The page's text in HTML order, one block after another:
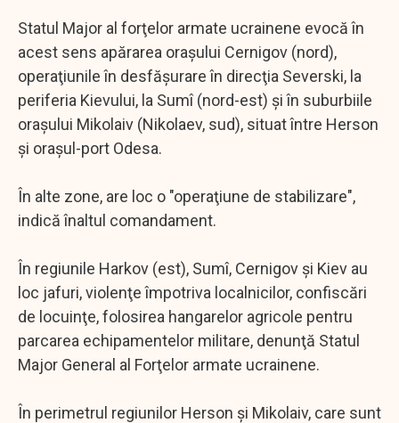
Statul Major al forţelor armate ucrainene evocă în
acest sens apărarea oraşului Cernigov (nord),
operaţiunile în desfăşurare în direcţia Severski, la
periferia Kievului, la Sumî (nord-est) şi în suburbiile
oraşului Mikolaiv (Nikolaev, sud), situat între Herson
şi oraşul-port Odesa.
În alte zone, are loc o "operaţiune de stabilizare",
indică înaltul comandament.
În regiunile Harkov (est), Sumî, Cernigov şi Kiev au
loc jafuri, violenţe împotriva localnicilor, confiscări
de locuinţe, folosirea hangarelor agricole pentru
parcarea echipamentelor militare, denunţă Statul
Major General al Forţelor armate ucrainene.
În perimetrul regiunilor Herson şi Mikolaiv, care sunt